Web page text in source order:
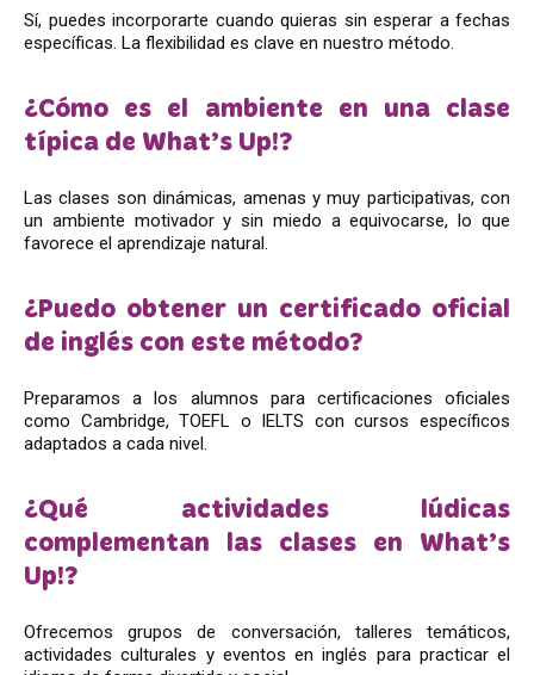
Sí, puedes incorporarte cuando quieras sin esperar a fechas
específicas. La flexibilidad es clave en nuestro método.
¿Cómo es el ambiente en una clase
típica de What’s Up!?
Las clases son dinámicas, amenas y muy participativas, con
un ambiente motivador y sin miedo a equivocarse, lo que
favorece el aprendizaje natural.
¿Puedo obtener un certificado oficial
de inglés con este método?
Preparamos a los alumnos para certificaciones oficiales
como Cambridge, TOEFL o IELTS con cursos específicos
adaptados a cada nivel.
¿Qué actividades lúdicas
complementan las clases en What’s
Up!?
Ofrecemos grupos de conversación, talleres temáticos,
actividades culturales y eventos en inglés para practicar el